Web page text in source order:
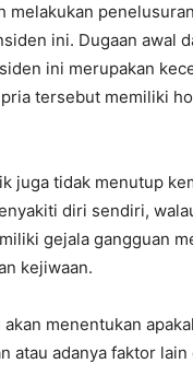
melakukan
ini. Dugaan awal
ini merupakan
tersebut memiliki
juga tidak menutup
diri sendiri,
gejala gangguan
kejiwaan.
menentukan
atau adanya faktor